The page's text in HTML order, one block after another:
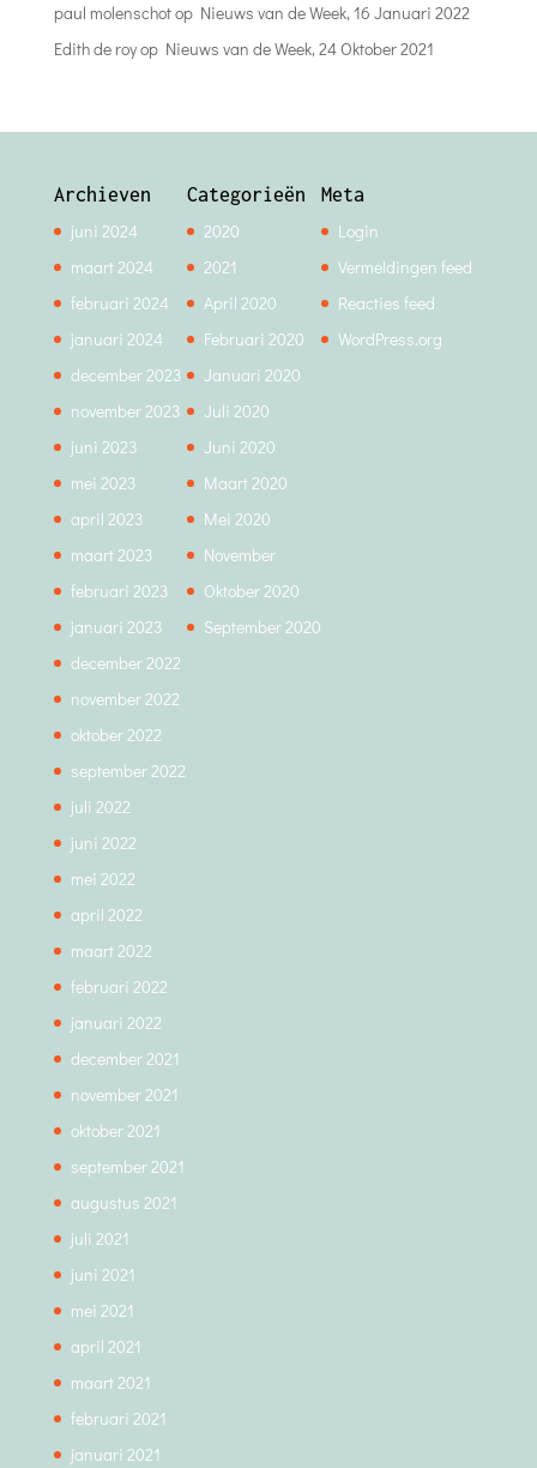
paul molenschotop Nieuws van de Week, 16 Januari 2022
Edith de royop Nieuws van de Week, 24 Oktober 2021
Archieven
juni 2024
maart 2024
februari 2024
januari 2024
december 2023
november 2023
juni 2023
mei 2023
april 2023
maart 2023
februari 2023
januari 2023
december 2022
november 2022
oktober 2022
september 2022
juli 2022
juni 2022
mei 2022
april 2022
maart 2022
februari 2022
januari 2022
december 2021
november 2021
oktober 2021
september 2021
augustus 2021
juli 2021
juni 2021
mei 2021
april 2021
maart 2021
februari 2021
januari 2021
Categorieën
2020
2021
April 2020
Februari 2020
Januari 2020
Juli 2020
Juni 2020
Maart 2020
Mei 2020
November
Oktober 2020
September 2020
Meta
Login
Vermeldingen feed
Reacties feed
WordPress.org